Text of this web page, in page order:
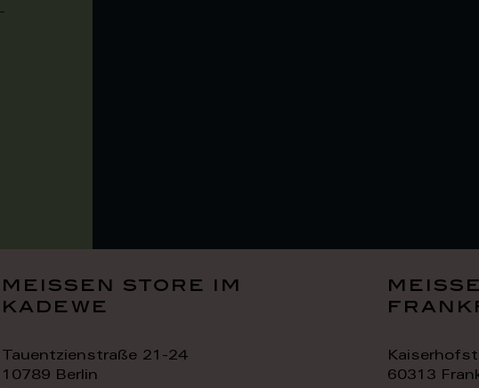
meissen store im
kadewe
Tauentzienstraße 21-24
10789 Berlin
60313